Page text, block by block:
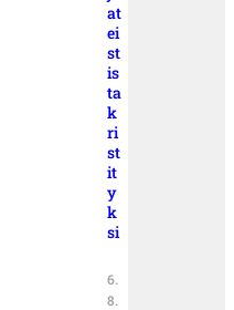
at
ei
st
is
ta
k
ri
st
it
y
k
si
6.
8.